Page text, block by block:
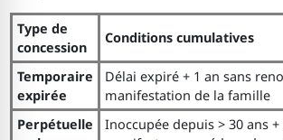
Type de
concession
Conditions cumulatives
Temporaire
expirée
Délai expiré + 1 an sans
manifestation de la famille
Perpétuelle
Inoccupée depuis > 30 ans